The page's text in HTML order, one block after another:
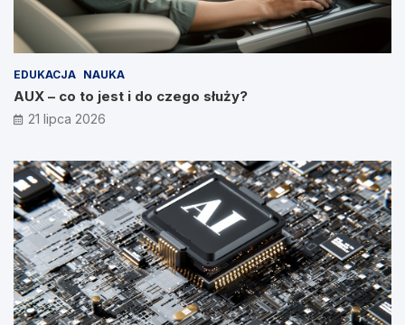
EDUKACJA NAUKA
AUX – co to jest i do czego służy?
21 lipca 2026